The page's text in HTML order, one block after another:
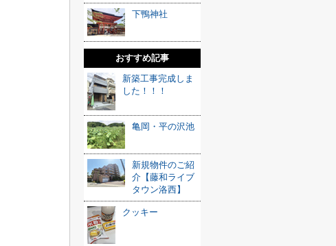
下鴨神社
おすすめ記事
新築工事完成しま
した！！！
亀岡・平の沢池
新規物件のご紹
介【藤和ライブ
タウン洛西】
クッキー